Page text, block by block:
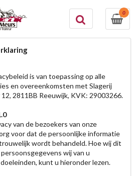
0
is van toepassing op alle
en overeenkomsten met Slagerij
2811BB Reeuwijk, KVK: 29003266.
van de bezoekers van onze
voor dat de persoonlijke informatie
wordt behandeld. Hoe wij dit
wij van u
kunt u hieronder lezen.